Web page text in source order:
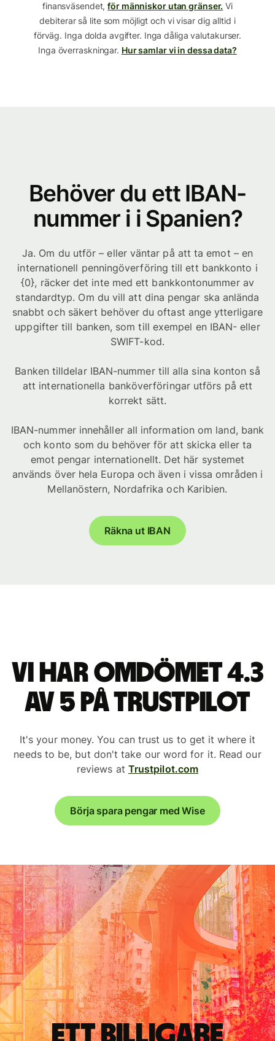
finansväsendet, för människor utan gränser. Vi
debiterar så lite som möjligt och vi visar dig alltid i
förväg. Inga dolda avgifter. Inga dåliga valutakurser.
Inga överraskningar. Hur samlar vi in dessa data?
Behöver du ett IBAN-
nummer i i Spanien?
Ja. Om du utför – eller väntar på att ta emot – en
internationell penningöverföring till ett bankkonto i
{0}, räcker det inte med ett bankkontonummer av
standardtyp. Om du vill att dina pengar ska anlända
snabbt och säkert behöver du oftast ange ytterligare
uppgifter till banken, som till exempel en IBAN- eller
SWIFT-kod.
Banken tilldelar IBAN-nummer till alla sina konton så
att internationella banköverföringar utförs på ett
korrekt sätt.
IBAN-nummer innehåller all information om land, bank
och konto som du behöver för att skicka eller ta
emot pengar internationellt. Det här systemet
används över hela Europa och även i vissa områden i
Mellanöstern, Nordafrika och Karibien.
Räkna ut IBAN
Vi har omdömet 4.3
av 5 på Trustpilot
It's your money. You can trust us to get it where it
needs to be, but don't take our word for it. Read our
reviews at Trustpilot.com
Börja spara pengar med Wise